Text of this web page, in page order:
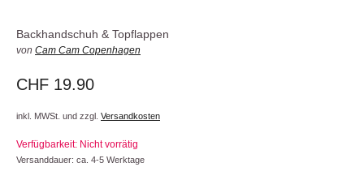
Backhandschuh & Topflappen
von Cam Cam Copenhagen
CHF 19.90
inkl. MWSt. und zzgl. Versandkosten
Verfügbarkeit: Nicht vorrätig
Versanddauer: ca. 4-5 Werktage